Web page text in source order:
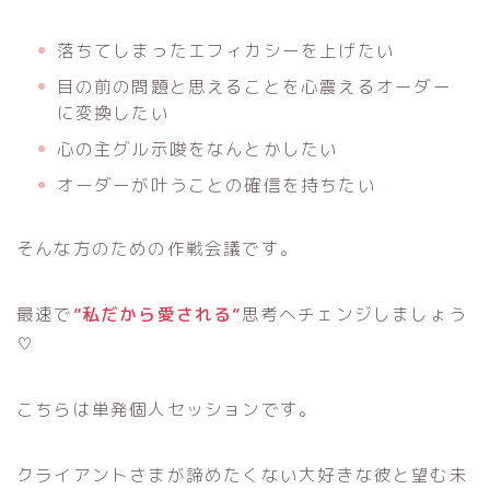
落ちてしまったエフィカシーを上げたい
目の前の問題と思えることを心震えるオーダー
に変換したい
心の主グル示唆をなんとかしたい
オーダーが叶うことの確信を持ちたい
そんな方のための作戦会議です。
最速で”私だから愛される”思考へチェンジしましょう
♡
こちらは単発個人セッションです。
クライアントさまが諦めたくない大好きな彼と望む未